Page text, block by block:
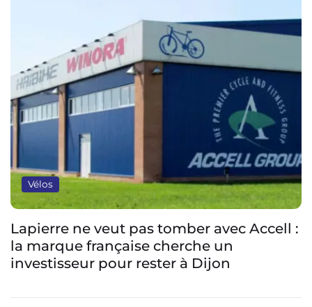
Vélos
Lapierre ne veut pas tomber avec Accell :
la marque française cherche un
investisseur pour rester à Dijon